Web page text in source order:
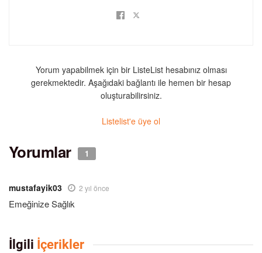
Yorum yapabilmek için bir ListeList hesabınız olması
gerekmektedir. Aşağıdaki bağlantı ile hemen bir hesap
oluşturabilirsiniz.
Listelist'e üye ol
Yorumlar 1
mustafayik03 2 yıl önce
Emeğinize Sağlık
İlgili İçerikler